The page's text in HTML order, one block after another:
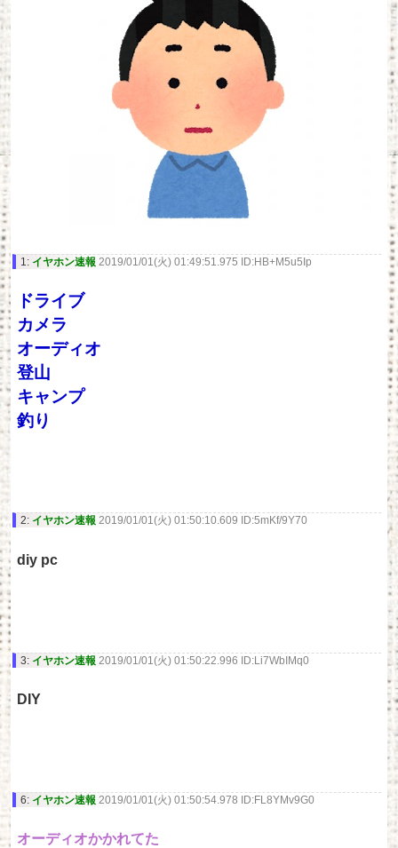
1: イヤホン速報 2019/01/01(火) 01:49:51.975 ID:HB+M5u5Ip
ドライブ
カメラ
オーディオ
登山
キャンプ
釣り
2: イヤホン速報 2019/01/01(火) 01:50:10.609 ID:5mKf/9Y70
diy pc
3: イヤホン速報 2019/01/01(火) 01:50:22.996 ID:Li7WbIMq0
DIY
6: イヤホン速報 2019/01/01(火) 01:50:54.978 ID:FL8YMv9G0
オーディオかかれてた